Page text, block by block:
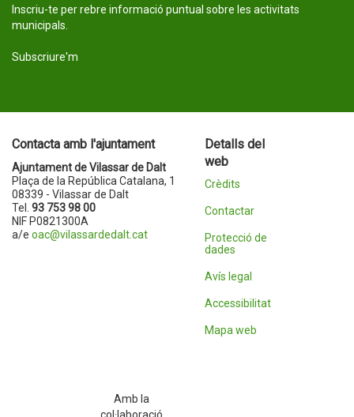
Inscriu-te per rebre informació puntual sobre les activitats
municipals.
Subscriure'm
Contacta amb l'ajuntament
Ajuntament de Vilassar de Dalt
Plaça de la República Catalana, 1
08339 - Vilassar de Dalt
Tel. 93 753 98 00
NIF P0821300A
a/e oac@vilassardedalt.cat
Detalls del
web
Crèdits
Contactar
Protecció de
dades
Avís legal
Accessibilitat
Mapa web
Amb la
col·laboració